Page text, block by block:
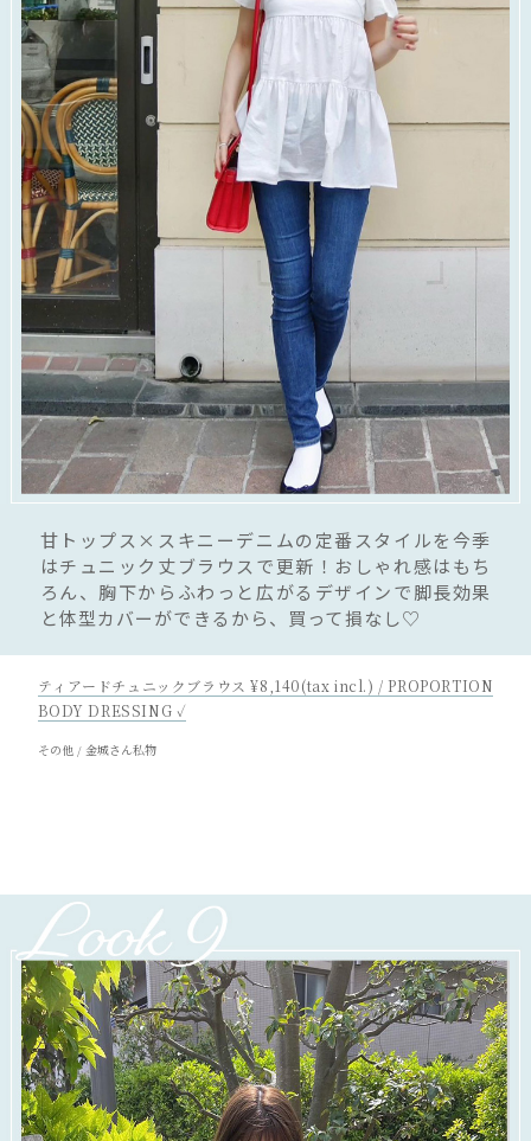
甘トップス×スキニーデニムの定番スタイルを今季
はチュニック丈ブラウスで更新！おしゃれ感はもち
ろん、胸下からふわっと広がるデザインで脚長効果
と体型カバーができるから、買って損なし♡
ティアードチュニックブラウス ¥8,140(tax incl.) / PROPORTION
BODY DRESSING ✓
その他 / 金城さん私物